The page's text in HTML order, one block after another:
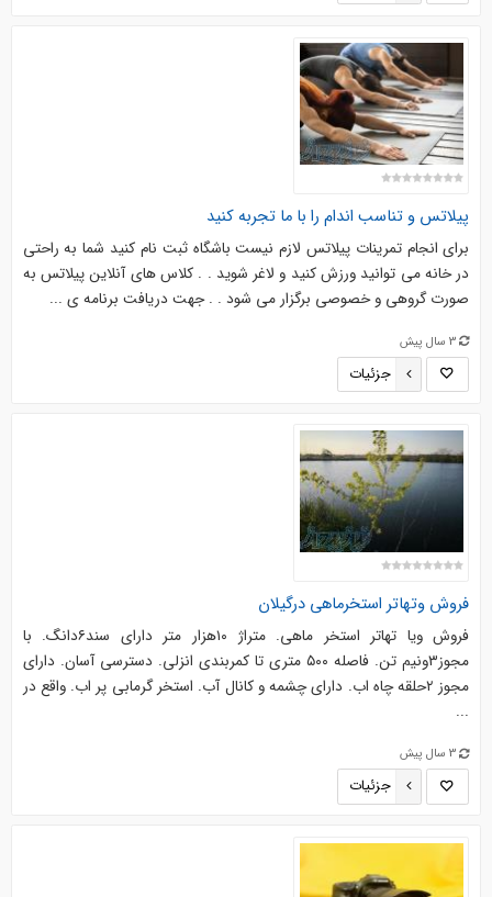
پیلاتس و تناسب اندام را با ما تجربه کنید
برای انجام تمرینات پیلاتس لازم نیست باشگاه ثبت نام کنید شما به راحتی
در خانه می توانید ورزش کنید و لاغر شوید . . کلاس های آنلاین پیلاتس به
صورت گروهی و خصوصی برگزار می شود . . جهت دریافت برنامه ی ...
3 سال پیش
جزئیات
فروش وتهاتر استخرماهی درگیلان
فروش ویا تهاتر استخر ماهی. متراژ ۱۰هزار متر دارای سند۶دانگ. با
مجوز۳ونیم تن. فاصله ۵۰۰ متری تا کمربندی انزلی. دسترسی آسان. دارای
مجوز ۲حلقه چاه اب. دارای چشمه و کانال آب. استخر گرمابی پر اب. واقع در
...
3 سال پیش
جزئیات